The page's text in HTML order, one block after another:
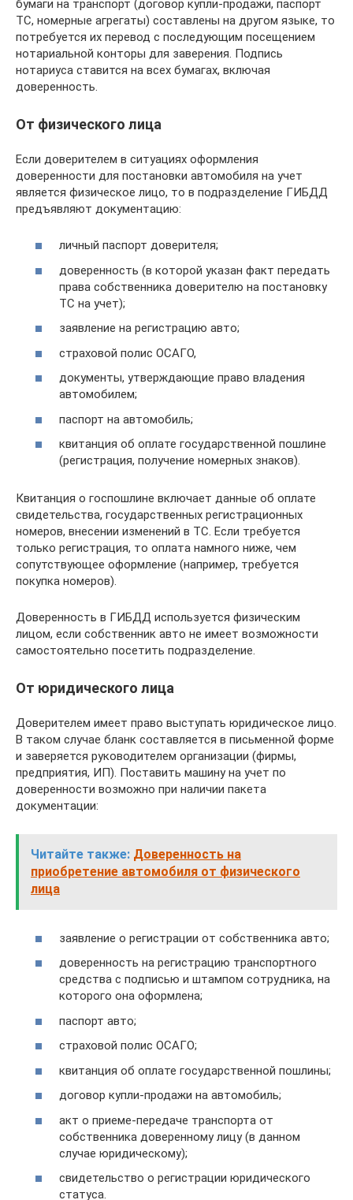
бумаги на транспорт (договор купли-продажи, паспорт
ТС, номерные агрегаты) составлены на другом языке, то
потребуется их перевод с последующим посещением
нотариальной конторы для заверения. Подпись
нотариуса ставится на всех бумагах, включая
доверенность.
От физического лица
Если доверителем в ситуациях оформления
доверенности для постановки автомобиля на учет
является физическое лицо, то в подразделение ГИБДД
предъявляют документацию:
личный паспорт доверителя;
доверенность (в которой указан факт передать
права собственника доверителю на постановку
ТС на учет);
заявление на регистрацию авто;
страховой полис ОСАГО,
документы, утверждающие право владения
автомобилем;
паспорт на автомобиль;
квитанция об оплате государственной пошлине
(регистрация, получение номерных знаков).
Квитанция о госпошлине включает данные об оплате
свидетельства, государственных регистрационных
номеров, внесении изменений в ТС. Если требуется
только регистрация, то оплата намного ниже, чем
сопутствующее оформление (например, требуется
покупка номеров).
Доверенность в ГИБДД используется физическим
лицом, если собственник авто не имеет возможности
самостоятельно посетить подразделение.
От юридического лица
Доверителем имеет право выступать юридическое лицо.
В таком случае бланк составляется в письменной форме
и заверяется руководителем организации (фирмы,
предприятия, ИП). Поставить машину на учет по
доверенности возможно при наличии пакета
документации:
Читайте также: Доверенность на
приобретение автомобиля от физического
лица
заявление о регистрации от собственника авто;
доверенность на регистрацию транспортного
средства с подписью и штампом сотрудника, на
которого она оформлена;
паспорт авто;
страховой полис ОСАГО;
квитанция об оплате государственной пошлины;
договор купли-продажи на автомобиль;
акт о приеме-передаче транспорта от
собственника доверенному лицу (в данном
случае юридическому);
свидетельство о регистрации юридического
статуса.